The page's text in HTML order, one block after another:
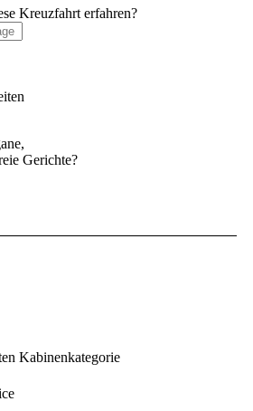
Kreuzfahrt erfahren?
Gerichte?
Kabinenkategorie